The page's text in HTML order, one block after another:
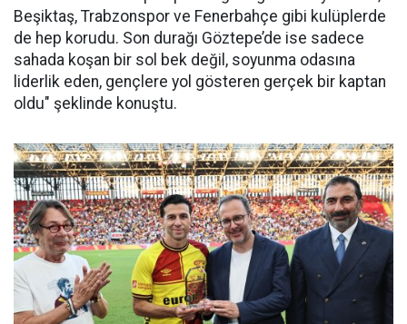
Beşiktaş, Trabzonspor ve Fenerbahçe gibi kulüplerde
de hep korudu. Son durağı Göztepe’de ise sadece
sahada koşan bir sol bek değil, soyunma odasına
liderlik eden, gençlere yol gösteren gerçek bir kaptan
oldu" şeklinde konuştu.